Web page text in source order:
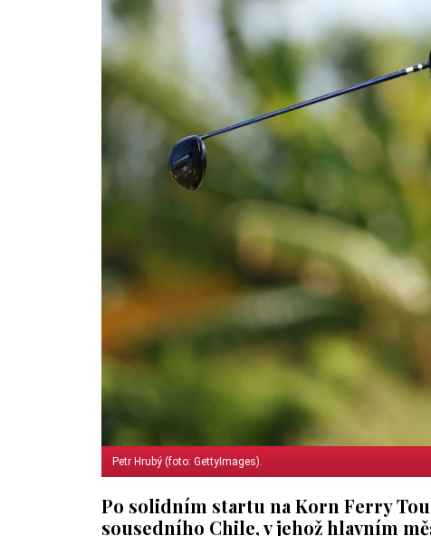
Petr Hrubý (foto: GettyImages).
Po solidním startu na Korn Ferry
sousedního Chile, v jehož hlavním